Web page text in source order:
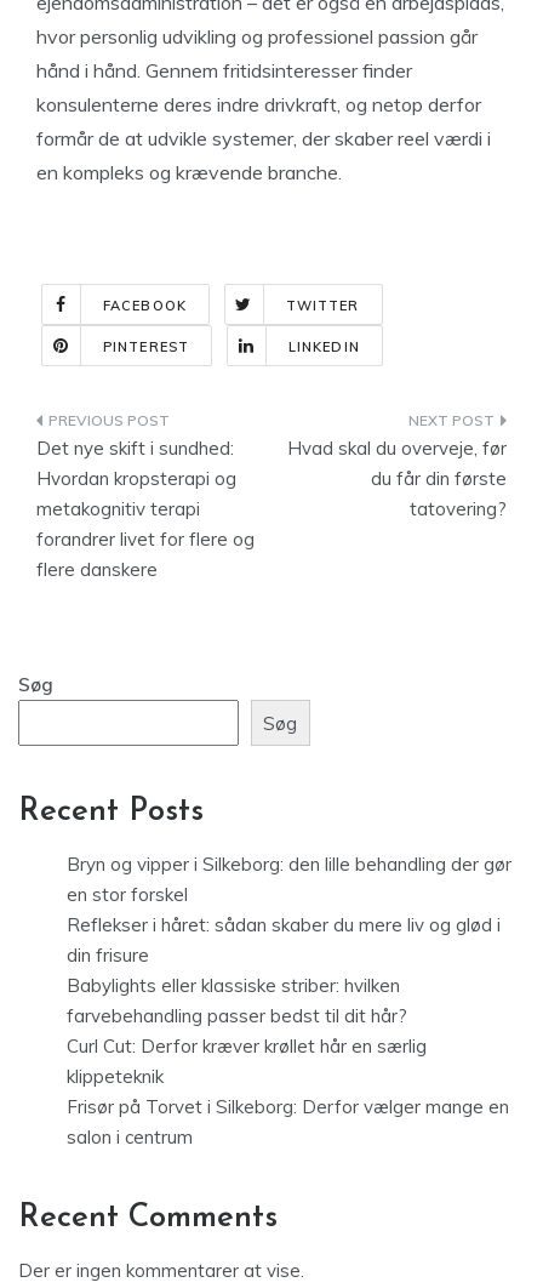
hvor personlig udvikling og professionel passion går
hånd i hånd. Gennem fritidsinteresser finder
konsulenterne deres indre drivkraft, og netop derfor
formår de at udvikle systemer, der skaber reel værdi i
en kompleks og krævende branche.
FACEBOOK TWITTER
PINTEREST LINKEDIN
Indlægsnavigation
Det nye skift i sundhed:
Hvordan kropsterapi og
metakognitiv terapi
forandrer livet for flere og
flere danskere
Hvad skal du overveje, før
du får din første
tatovering?
Søg
Søg
Recent Posts
Bryn og vipper i Silkeborg: den lille behandling der gør
en stor forskel
Reflekser i håret: sådan skaber du mere liv og glød i
din frisure
Babylights eller klassiske striber: hvilken
farvebehandling passer bedst til dit hår?
Curl Cut: Derfor kræver krøllet hår en særlig
klippeteknik
Frisør på Torvet i Silkeborg: Derfor vælger mange en
salon i centrum
Recent Comments
Der er ingen kommentarer at vise.